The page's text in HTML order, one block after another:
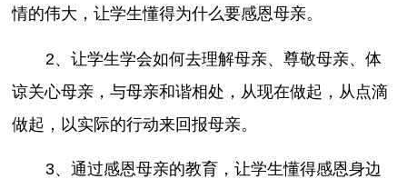
情的伟大，让学生懂得为什么要感恩母亲。
2、让学生学会如何去理解母亲、尊敬母亲、体
谅关心母亲，与母亲和谐相处，从现在做起，从点滴
做起，以实际的行动来回报母亲。
3、通过感恩母亲的教育，让学生懂得感恩身边